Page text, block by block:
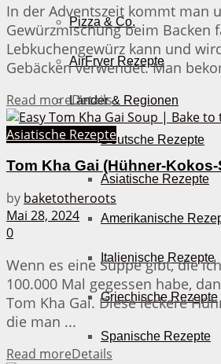
Pizza & Co.
AirFryer Rezepte
Länder & Regionen
Deutsche Rezepte
Asiatische Rezepte
Amerikanische
Italienische Rezepte
Griechische Rezepte
Spanische Rezepte
In der Adventszeit kommt man
Gewürzmischung beim Backen
Lebkuchengewürz kann und
Gebäcken verwendet. Man
Read moreDetails
Asiatische Rezepte
Tom Kha Gai (Hühner-
by baketotheroots
Mai 28, 2024
0
Wenn es eine Suppe gibt, die
100.000 Mal gegessen habe,
Tom Kha Gai. Diese leckere
die man ...
Read moreDetails